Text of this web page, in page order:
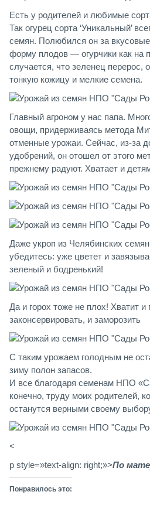
Есть у родителей и любимые
Так огурец сорта ‘Уникальный’
семян. Полюбился он за
форму плодов — огурчики как на
случается, что зеленец перерос,
тонкую кожицу и мелкие семена.
Главный агроном у нас папа.
овощи, придерживаясь метода
отменные урожаи. Сейчас, из-за
удобрений, он отошел от этого
прежнему радуют. Хватает и
Даже укроп из Челябинских
убедитесь: уже цветет и
зеленый и бодренький!
Да и горох тоже не плох! Хватит и
законсервировать, и заморозить
С таким урожаем голодным не
зиму полон запасов.
И все благодаря семенам НПО
конечно, труду моих родителей,
останутся верными своему
<
p style=»text-align: right;»>По
Понравилось это: